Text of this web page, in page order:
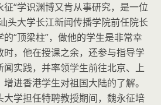
“学识渊博又肯从事研究，是一位
头大学长江新闻传播学院前任院长
“顶梁柱”，做他的学生是非常幸
，他在授课之余，还参与指导学
实践，并率领学生前往北京、上
进香港学生对祖国大陆的了解。
学担任特聘教授期间，魏永征培